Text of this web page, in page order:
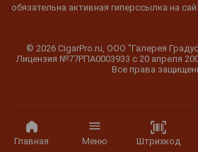
Главная Меню Штрихкод
обязательна активная гиперссылка на
© 2026 CigarPro.ru, ООО "Галерея
Лицензия №77РПА0003933 c 20 апреля
Все права